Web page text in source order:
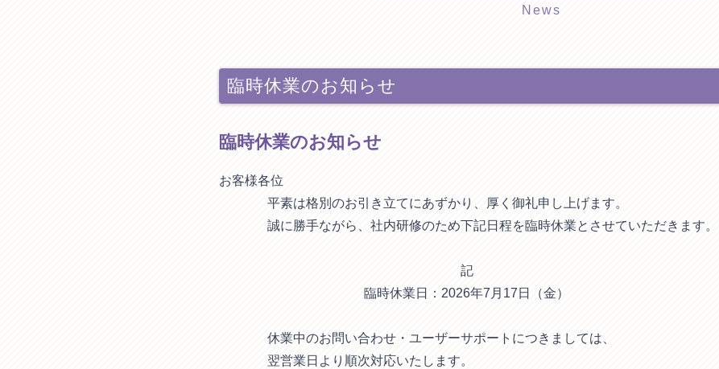
News
臨時休業のお知らせ
臨時休業のお知らせ
お客様各位
平素は格別のお引き立てにあずかり、厚く御礼申し上げます。
誠に勝手ながら、社内研修のため下記日程を臨時休業とさせていただきます。
記
臨時休業日：2026年7月17日（金）
休業中のお問い合わせ・ユーザーサポートにつきましては、
翌営業日より順次対応いたします。